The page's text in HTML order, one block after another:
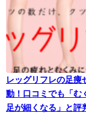
レッグリフレの足痩
動！口コミでも「む
足が細くなる」と評